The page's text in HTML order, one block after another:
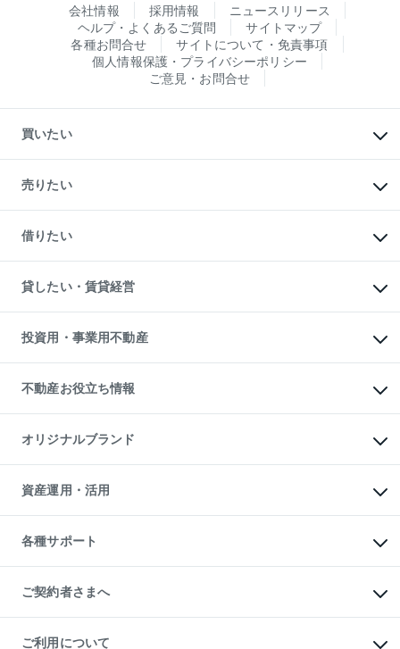
会社情報 採用情報
ニュースリリース
ヘルプ・よくあるご質問
サイトマップ
各種お問合せ
サイトについて・免責事項
個人情報保護・プライバシーポリシー
ご意見・お問合せ
買いたい
新築・分譲マンションの購入
中古マンションの購入
一戸建ての購入
中古一戸建ての購入
不動産購入の流れ
注目キーワード物件特集
購入ガイド
English 繁体中文簡体中文
売りたい
一戸建ての売却・査定
土地の売却・査定
スピードAI査定
不動産査定について
不動産売却の流れ
不動産買換えの流れ
売却ガイド
借りたい
オフィス・店舗の賃貸
借りるときの流れ
借りるガイド
貸したい・賃貸経営
マンション賃料データ
賃貸管理プラン
リロケーションについて
貸すガイド
投資用・事業用不動産
事業用不動産
マンション投資
投資用マンション
アパート経営
収益物件
ビル購入（ビル一棟）
投資用不動産の売却査定
事業用不動産の売却査定
不動産お役立ち情報
マンションライブラリー
人気マンションランキング
暮らしに役立つ不動産メディア
不動産相場・不動産価格情報
不動産コラム・ニュース
不動産用語集
不動産なんでもネット相談室
住まいの税金
オリジナルブランド
一棟リノベーションマンション
L`GENTE（ルジェンテ）
区分リノベーションマンション
投資用一棟レジデンスWELL
不動産小口投資
LEGACIA（レガシア）
資産運用・活用
不動産M&A
アセットマネジメント・出資
各種サポート
相続サポート
リフォームサポート
ご契約者さまへ
ご紹介・再契約特典
ご利用について